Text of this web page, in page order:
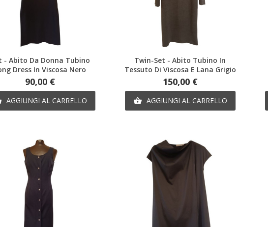
Anteprima
- Abito Da Donna Tubino
Dress In Viscosa Nero
Prezzo
90,00 €
AGGIUNGI AL CARRELLO
Anteprima
Twin-Set - Abito Tubino In
Tessuto Di Viscosa E Lana Grigio
Prezzo
150,00 €
 AGGIUNGI AL CARRELLO